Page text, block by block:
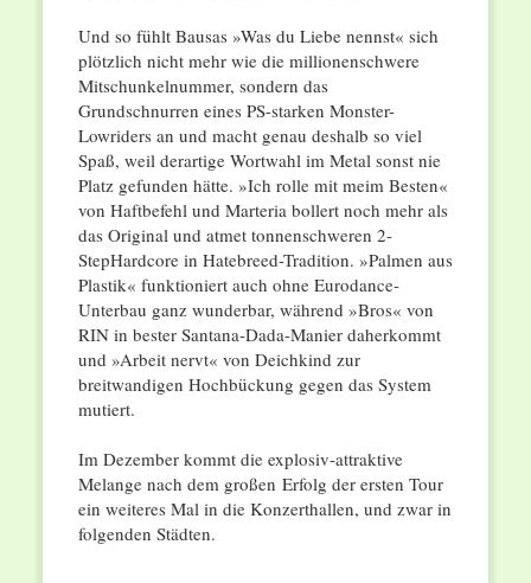
Und so fühlt Bausas »Was du Liebe nennst« sich
plötzlich nicht mehr wie die millionenschwere
Mitschunkelnummer, sondern das
Grundschnurren eines PS-starken Monster-
Lowriders an und macht genau deshalb so viel
Spaß, weil derartige Wortwahl im Metal sonst nie
Platz gefunden hätte. »Ich rolle mit meim Besten«
von Haftbefehl und Marteria bollert noch mehr als
das Original und atmet tonnenschweren 2-
StepHardcore in Hatebreed-Tradition. »Palmen aus
Plastik« funktioniert auch ohne Eurodance-
Unterbau ganz wunderbar, während »Bros« von
RIN in bester Santana-Dada-Manier daherkommt
und »Arbeit nervt« von Deichkind zur
breitwandigen Hochbückung gegen das System
mutiert.
Im Dezember kommt die explosiv-attraktive
Melange nach dem großen Erfolg der ersten Tour
ein weiteres Mal in die Konzerthallen, und zwar in
folgenden Städten.